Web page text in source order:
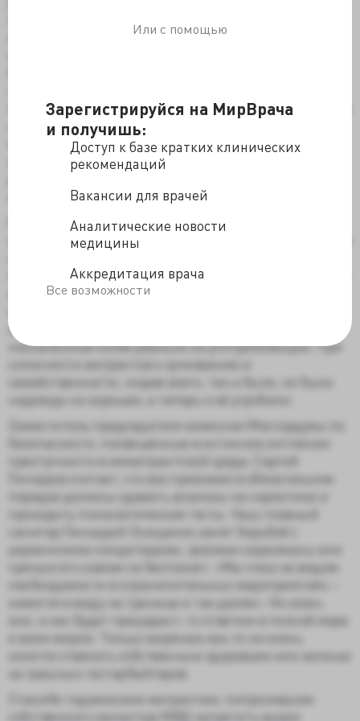
Зарегистрируйся на МирВрача
и получишь:
Доступ к базе кратких клинических
рекомендаций
Вакансии для врачей
Аналитические новости
медицины
Аккредитация врача
Все возможности
Или с помощью
агнцы божьи, не знакомы с зелёным змием. По
поскольку покупать сильнодействующие вещества им
не по карману, а употреблять - не свойственно
культуре их стран». И листья наса они никогда не
жевали, ибо нет культуры. Так недолго договориться
до чистоты среднеазиатского региона от наркотиков
и даже мака.
Руководитель Национальной антинаркотической
ассамблеи Александр Михайлов считает, что «…среди
наркотики на систематической основе». А что мешает
впервые или разок обдолбанному мигранту
анализы сдавали разные люди, а не постоянно
назначенные особи реально не употребляющие. При
склонности мигрантов к кучкованию и
семейственности, скорее всего, так и было, но была
надежда на хорошее, а теперь и её угробили.
Заместитель председателя комиссии Мосгордумы по
безопасности, посвящённые в истинное состояние
преступности в иммигрантской среде, Сергей
Гончаров считает, что все приезжие в обязательном
порядке должны сдавать анализы на наркотики и
проходить психологические тесты. Наш главный
санитар Геннадий Онищенко занят борьбой с
украинскими кондитерами, заезжие наркоманы или
чумные его совсем не беспокоят: «Мы пока не видим
необходимости в ограничительных мероприятиях –
имеется в виду на границе и так далее». Не сезон,
мол, а как будет прецедент, то ответим в полной мере
и всем миром. Только мирянам как-то не очень
хочется отвечать собственным здоровьем или жизнью
за грешных гастарбайтеров.
Спасибо таджикским мигрантам, попросившим
собственного министра МВД запретить вывоз